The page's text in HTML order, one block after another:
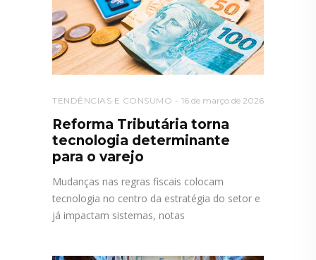
TENDÊNCIAS E CONSUMO 16 de março de 2026
Reforma Tributária torna
tecnologia determinante
para o varejo
Mudanças nas regras fiscais colocam
tecnologia no centro da estratégia do setor e
já impactam sistemas, notas